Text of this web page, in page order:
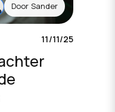
Door Sander
11/11/25